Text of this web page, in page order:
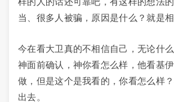
当、很多人被骗，原因是什么？就是相
今在看大卫真的不相信自己，无论什
神面前确认，神你看怎么样，他看基
做，但是这个是我看的，你看怎么样
出去。